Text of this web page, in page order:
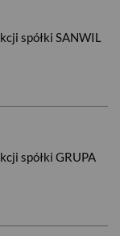
spółki SANWIL
spółki GRUPA